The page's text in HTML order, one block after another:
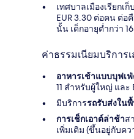
เทศบาลเมืองเรียกเ
EUR 3.30 ต่อคน ต่อ
นั้น เด็กอายุต่ำกว่า
ค่าธรรมเนียมบริการ
อาหารเช้าแบบบุฟเ
11 สำหรับผู้ใหญ่ และ
มีบริการรถรับส่งใน
การเช็กเอาต์ล่าช้าส
เพิ่มเติม (ขึ้นอยู่กับค